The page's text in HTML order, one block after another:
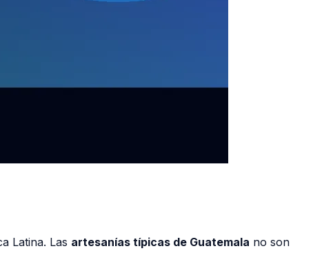
Latina. Las artesanías típicas de Guatemala no son